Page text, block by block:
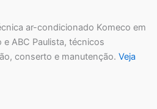
ar-condicionado Komeco em
e ABC Paulista, técnicos
conserto e manutenção. Veja